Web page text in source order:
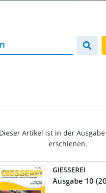
Dieser Artikel ist in der Ausgabe
erschienen.
GIESSEREI
Ausgabe 10